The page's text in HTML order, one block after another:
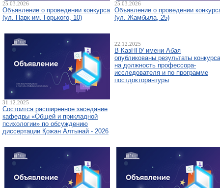
25.03.2026
Объявление о проведении конкурса
(ул. Парк им. Горького, 10)
25.03.2026
Объявление о проведении
(ул. Жамбыла, 25)
31.12.2025
Состоится расширенное заседание
кафедры «Общей и прикладной
психологии» по обсуждению
диссертации Қожан Алтынай - 2026
22.12.2025
В КазНПУ имени Абая
опубликованы результаты конкурса
на должность профессора-
исследователя и по программе
постдокторантуры